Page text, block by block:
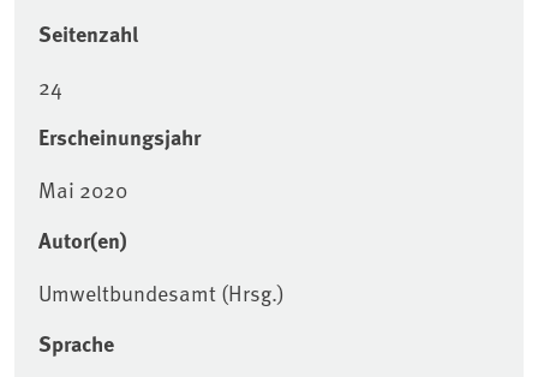
Seitenzahl
24
Erscheinungsjahr
Mai 2020
Autor(en)
Umweltbundesamt (Hrsg.)
Sprache